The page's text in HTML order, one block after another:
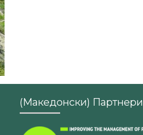
(Македонски) Партнери